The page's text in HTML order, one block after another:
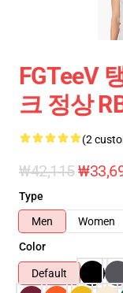
FGTeeV
크 정상
(2
₩42,115
Type
Men
Women
Color
Default